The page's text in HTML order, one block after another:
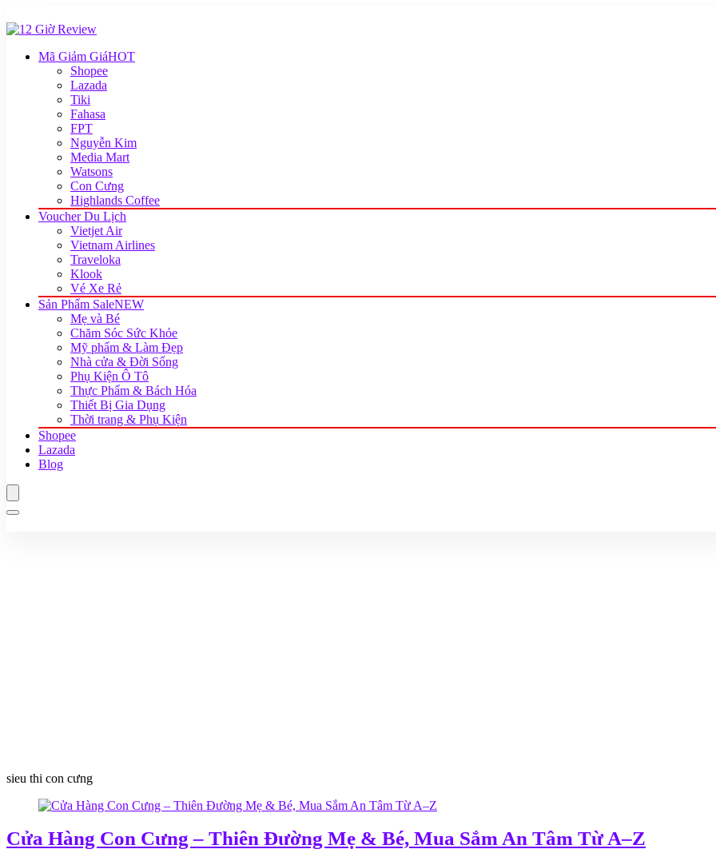
Mã Giảm GiáHOT
Shopee
Lazada
Tiki
Fahasa
FPT
Nguyễn Kim
Media Mart
Watsons
Con Cưng
Highlands Coffee
Voucher Du Lịch
Vietjet Air
Vietnam Airlines
Traveloka
Klook
Vé Xe Rẻ
Sản Phẩm SaleNEW
Mẹ và Bé
Chăm Sóc Sức Khỏe
Mỹ phẩm & Làm Đẹp
Nhà cửa & Đời Sống
Phụ Kiện Ô Tô
Thực Phẩm & Bách Hóa
Thiết Bị Gia Dụng
Thời trang & Phụ Kiện
Shopee
Lazada
Blog
sieu thi con cưng
Cửa Hàng Con Cưng – Thiên Đường Mẹ & Bé, Mua Sắm An Tâm Từ A–Z